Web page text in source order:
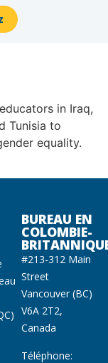
in Iraq,
Tunisia to
equality.
BUREAU EN
COLOMBIE-
#213-312 Main
Street
Vancouver (BC)
V6A 2T2,
Canada
Téléphone: